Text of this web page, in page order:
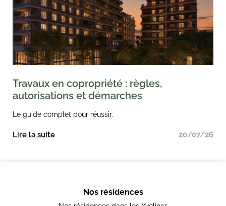
Travaux en copropriété : règles,
autorisations et démarches
Le guide complet pour réussir.
Lire la suite 20/07/26
Nos résidences